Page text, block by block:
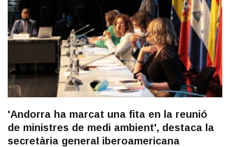
'Andorra ha marcat una fita en la reunió
de ministres de medi ambient', destaca la
secretària general iberoamericana